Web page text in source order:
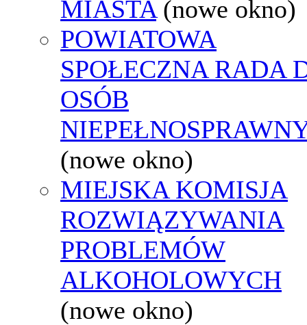
MIASTA (nowe okno)
POWIATOWA
SPOŁECZNA RADA
OSÓB
(nowe okno)
MIEJSKA KOMISJA
ROZWIĄZYWANIA
PROBLEMÓW
ALKOHOLOWYCH
(nowe okno)